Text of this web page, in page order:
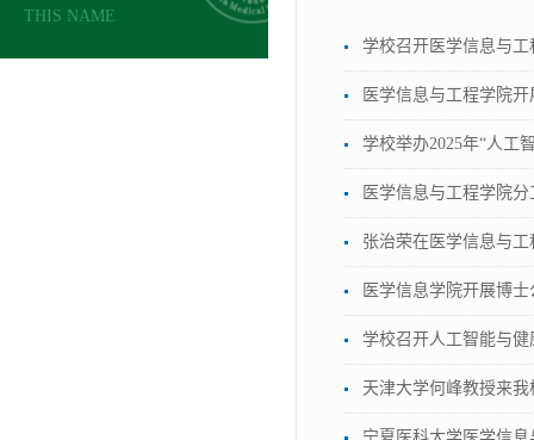
THIS NAME
学校召开医学信息与
医学信息与工程学院
学校举办2025年“人工
医学信息与工程学院
张治荣在医学信息与
医学信息学院开展博
学校召开人工智能与
天津大学何峰教授来